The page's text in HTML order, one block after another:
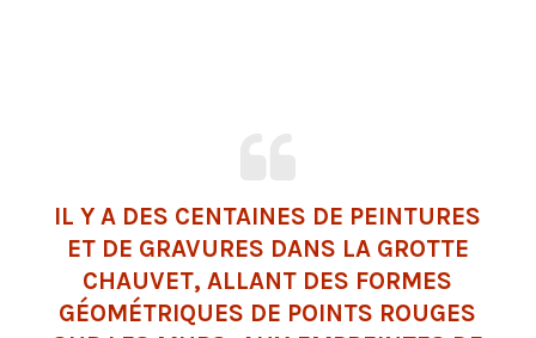
IL Y A DES CENTAINES DE PEINTURES
ET DE GRAVURES DANS LA GROTTE
CHAUVET, ALLANT DES FORMES
GÉOMÉTRIQUES DE POINTS ROUGES